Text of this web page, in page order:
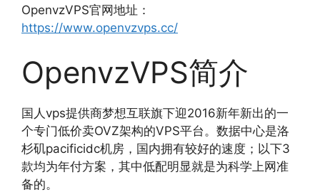
OpenvzVPS官网地址：
https://www.openvzvps.cc/
OpenvzVPS简介
国人vps提供商梦想互联旗下迎2016新年新出的一
个专门低价卖OVZ架构的VPS平台。数据中心是洛
杉矶pacificidc机房，国内拥有较好的速度；以下3
款均为年付方案，其中低配明显就是为科学上网准
备的。